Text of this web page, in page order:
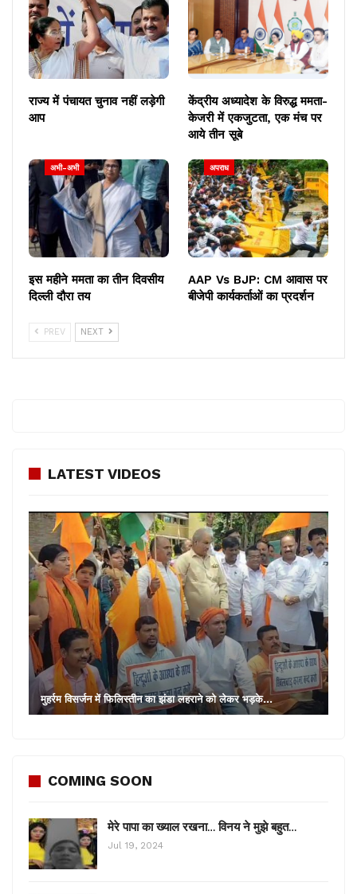
राज्य में पंचायत चुनाव नहीं लड़ेगी
आप
केंद्रीय अध्यादेश के विरुद्ध ममता-
केजरी में एकजुटता, एक मंच पर
आये तीन सूबे
अभी-अभी
इस महीने ममता का तीन दिवसीय
दिल्ली दौरा तय
अपराध
AAP Vs BJP: CM आवास पर
बीजेपी कार्यकर्ताओं का प्रदर्शन
PREV NEXT
LATEST VIDEOS
मुहर्रम विसर्जन में फिलिस्तीन का झंडा लहराने को लेकर भड़के…
COMING SOON
मेरे पापा का ख्याल रखना… विनय ने मुझे बहुत…
Jul 19, 2024